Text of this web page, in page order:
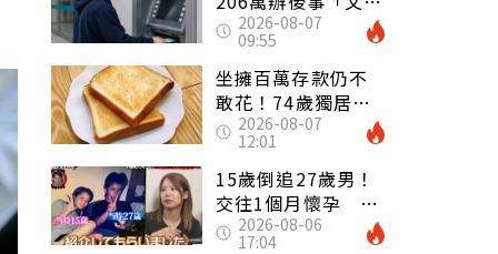
遭判刑」 律師：
搶錢先下手是罪
2026-08-07
09:55
坐擁百萬存款仍不
敢花！74歲獨居翁
「1餐只吃1片吐
司」 半年後暴瘦
嚇壞女兒
2026-08-07
12:01
15歲倒追27歲男！
交往1個月懷孕 36
歲當阿嬤故事曝光
2026-08-06
17:04